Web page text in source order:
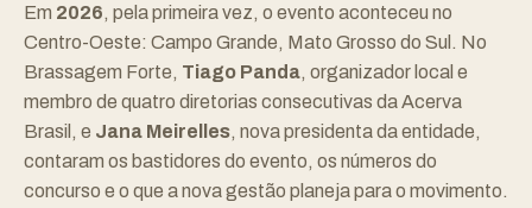
Em 2026, pela primeira vez, o evento aconteceu no
Centro-Oeste: Campo Grande, Mato Grosso do Sul. No
Brassagem Forte, Tiago Panda, organizador local e
membro de quatro diretorias consecutivas da Acerva
Brasil, e Jana Meirelles, nova presidenta da entidade,
contaram os bastidores do evento, os números do
concurso e o que a nova gestão planeja para o movimento.